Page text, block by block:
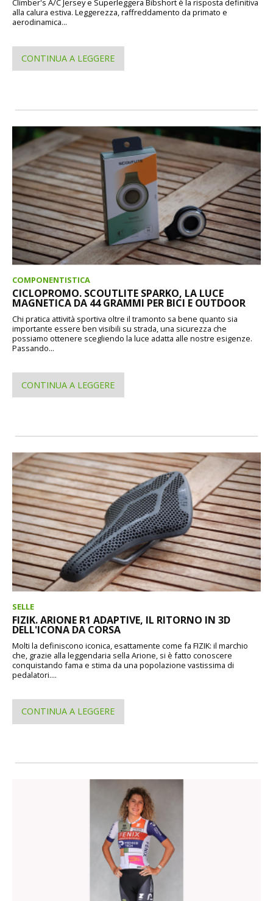
Climber's A/C Jersey e Superleggera Bibshort è la risposta definitiva
alla calura estiva. Leggerezza, raffreddamento da primato e
aerodinamica...
CONTINUA A LEGGERE
COMPONENTISTICA
CICLOPROMO. SCOUTLITE SPARKO, LA LUCE
MAGNETICA DA 44 GRAMMI PER BICI E OUTDOOR
Chi pratica attività sportiva oltre il tramonto sa bene quanto sia
importante essere ben visibili su strada, una sicurezza che
possiamo ottenere scegliendo la luce adatta alle nostre esigenze.
Passando...
CONTINUA A LEGGERE
SELLE
FIZIK. ARIONE R1 ADAPTIVE, IL RITORNO IN 3D
DELL'ICONA DA CORSA
Molti la definiscono iconica, esattamente come fa FIZIK: il marchio
che, grazie alla leggendaria sella Arione, si è fatto conoscere
conquistando fama e stima da una popolazione vastissima di
pedalatori....
CONTINUA A LEGGERE